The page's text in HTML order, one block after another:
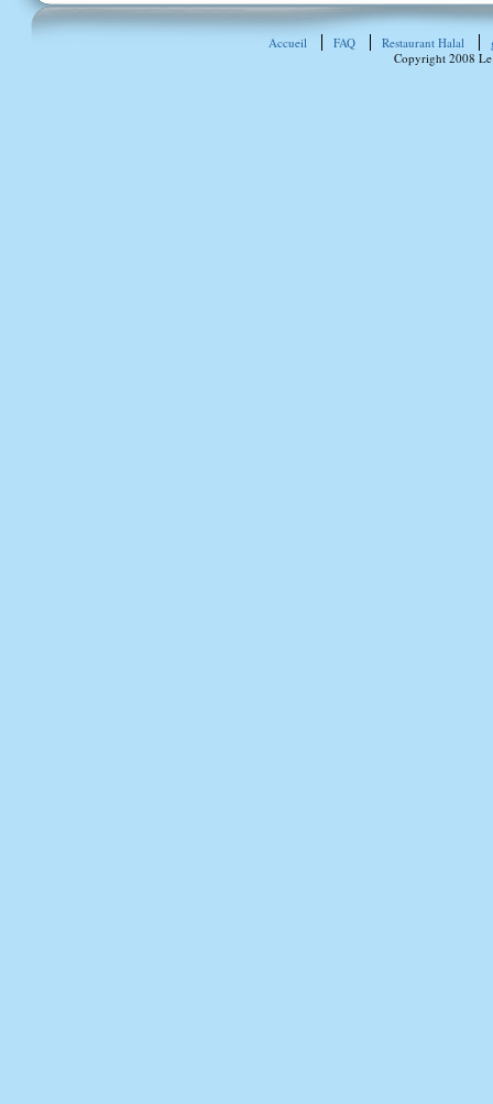
Accueil FAQ Restaurant Halal
Copyright 2008